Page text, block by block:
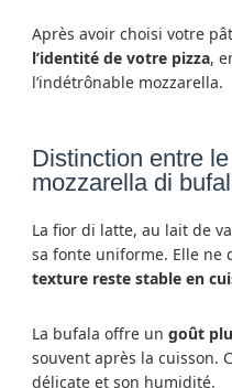
Après avoir choisi votre
l’identité de votre pizza,
l’indétrônable mozzarella.
Distinction entre
mozzarella di
La fior di latte, au lait de
sa fonte uniforme. Elle ne
texture reste stable en
La bufala offre un goût
souvent après la cuisson.
délicate et son humidité.